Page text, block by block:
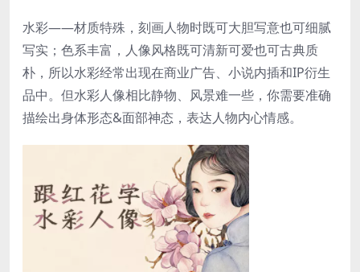
水彩——材质特殊，刻画人物时既可大胆写意也可细腻
写实；色系丰富，人像风格既可清新可爱也可古典质
朴，所以水彩经常出现在商业广告、小说内插和IP衍生
品中。但水彩人像相比静物、风景难一些，你需要准确
描绘出身体形态&面部神态，表达人物内心情感。